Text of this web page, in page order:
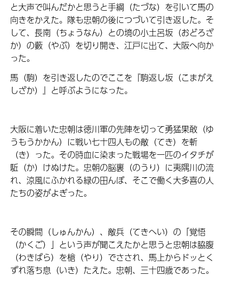
と大声で叫んだかと思うと手綱（たづな）を引いて馬の
向きをかえた。隊も忠朝の後につづいて引き返した。そ
して、長南（ちょうなん）との境の小土呂坂（おどろざ
か）の藪（やぶ）を切り開き、江戸に出て、大阪へ向か
った。
馬（駒）を引き返したのでここを『駒返し坂（こまがえ
しざか）』と呼ぶようになった。
大阪に着いた忠朝は徳川軍の先陣を切って勇猛果敢（ゆ
うもうかかん）に戦い七十四人もの敵（てき）を斬
（き）った。その時血に染まった戦場を一匹のイタチが
駈（か）けぬけた。忠朝の脳裏（のうり）に夷隅川の流
れ、涼風にふかれる緑の田んぼ、そこで働く大多喜の人
たちの姿がよぎった。
その瞬間（しゅんかん）、敵兵（てきへい）の「覚悟
（かくご）」という声が聞こえたかと思うと忠朝は脇腹
（わきばら）を槍（やり）でさされ、馬上からドッとく
ずれ落ち息（いき）たえた。忠朝、三十四歳であった。